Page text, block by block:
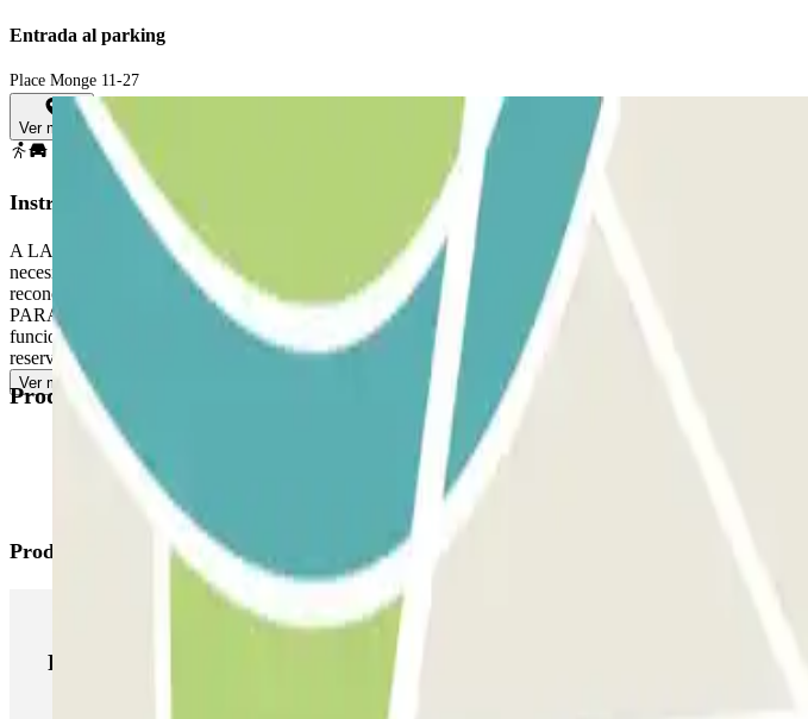
Entrada al parking
Place Monge 11-27
Ver mapa
Instrucciones
A LA LLEGADA: Ingrese al estacionamiento. PARA ABRIR LA BARRERA: Acérquese a la barrera. El
necesidad de presionar ningún botón. Estacione en cualquier lugar disponible. SI LA BARRERA
reconoce su placa de matrícula, acerque el código QR al lector. Si aún no funciona, llame directamente
PARA SALIR: Acérquese a la barrera. El lector de placas de matrícula reconocerá su vehículo y la
funciona, escanee el código QR en el terminal de salida. ACCESO PEATONAL: Si el estacionamiento
reserva. La reserva siempre permite entradas y salidas múltiples.
Ver más
Productos disponibles
Productos de Parclick
Productos de Parclick